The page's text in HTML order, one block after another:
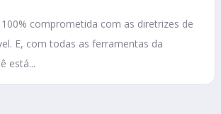
comprometida com as diretrizes de
E, com todas as ferramentas da
está...